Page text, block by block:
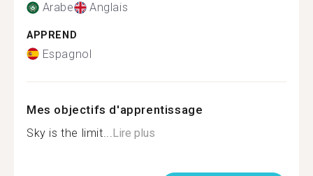
Arabe Anglais
APPREND
Espagnol
Mes objectifs d'apprentissage
Sky is the limit... Lire plus